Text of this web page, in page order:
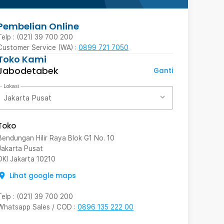
Online
: (021) 39 700 200
Service (WA) : 0899 721 7050
Kami
Ganti
Lokasi
Jakarta Pusat
Hilir Raya Blok G1 No. 10
Pusat
Jakarta 10210
Lihat google maps
: (021) 39 700 200
Sales / COD : 0896 135 222 00